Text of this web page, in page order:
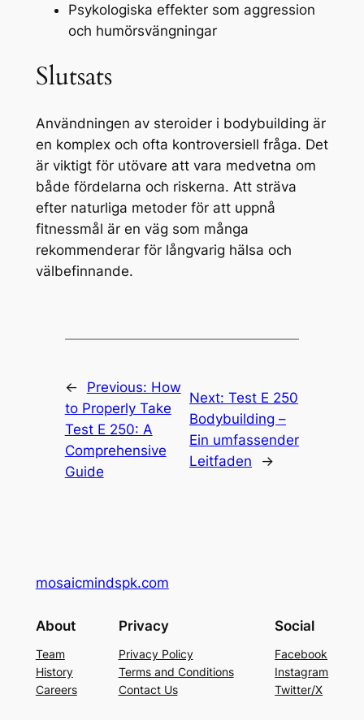
Psykologiska effekter som aggression
och humörsvängningar
Slutsats
Användningen av steroider i bodybuilding är
en komplex och ofta kontroversiell fråga. Det
är viktigt för utövare att vara medvetna om
både fördelarna och riskerna. Att sträva
efter naturliga metoder för att uppnå
fitnessmål är en väg som många
rekommenderar för långvarig hälsa och
välbefinnande.
← Previous: How
to Properly Take
Test E 250: A
Comprehensive
Guide
Next:Test E 250
Bodybuilding –
Ein umfassender
Leitfaden
→
mosaicmindspk.com
About
Team
History
Careers
Privacy
Privacy Policy
Terms and Conditions
Contact Us
Social
Facebook
Instagram
Twitter/X